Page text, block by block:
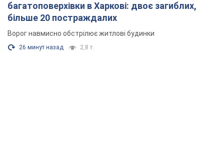
багатоповерхівки в Харкові: двоє загиблих,
більше 20 постраждалих
Ворог навмисно обстрілює житлові будинки
26 минут назад 2,8 т.